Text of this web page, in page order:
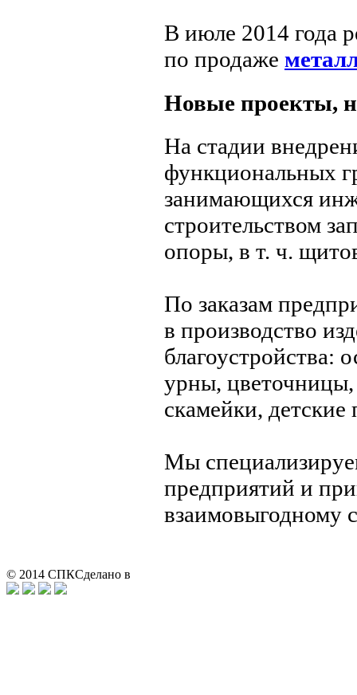
В июле 2014 года
по продаже
Новые проекты,
На стадии
функциональных
занимающихся
строительством
опоры, в т. ч.
По заказам
в производство
благоустройства:
урны,
скамейки,
Мы
предприятий и
взаимовыгодному
© 2014 СПКСделано в